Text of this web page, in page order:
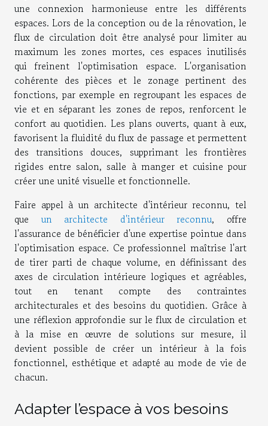
une connexion harmonieuse entre les différents
espaces. Lors de la conception ou de la rénovation, le
flux de circulation doit être analysé pour limiter au
maximum les zones mortes, ces espaces inutilisés
qui freinent l'optimisation espace. L'organisation
cohérente des pièces et le zonage pertinent des
fonctions, par exemple en regroupant les espaces de
vie et en séparant les zones de repos, renforcent le
confort au quotidien. Les plans ouverts, quant à eux,
favorisent la fluidité du flux de passage et permettent
des transitions douces, supprimant les frontières
rigides entre salon, salle à manger et cuisine pour
créer une unité visuelle et fonctionnelle.
Faire appel à un architecte d'intérieur reconnu, tel
que un architecte d'intérieur reconnu, offre
l'assurance de bénéficier d'une expertise pointue dans
l'optimisation espace. Ce professionnel maîtrise l'art
de tirer parti de chaque volume, en définissant des
axes de circulation intérieure logiques et agréables,
tout en tenant compte des contraintes
architecturales et des besoins du quotidien. Grâce à
une réflexion approfondie sur le flux de circulation et
à la mise en œuvre de solutions sur mesure, il
devient possible de créer un intérieur à la fois
fonctionnel, esthétique et adapté au mode de vie de
chacun.
Adapter l’espace à vos besoins